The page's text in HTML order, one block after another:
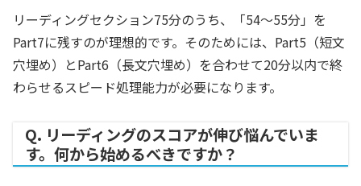
リーディングセクション75分のうち、「54〜55分」を
Part7に残すのが理想的です。そのためには、Part5（短文
穴埋め）とPart6（長文穴埋め）を合わせて20分以内で終
わらせるスピード処理能力が必要になります。
Q. リーディングのスコアが伸び悩んでいま
す。何から始めるべきですか？